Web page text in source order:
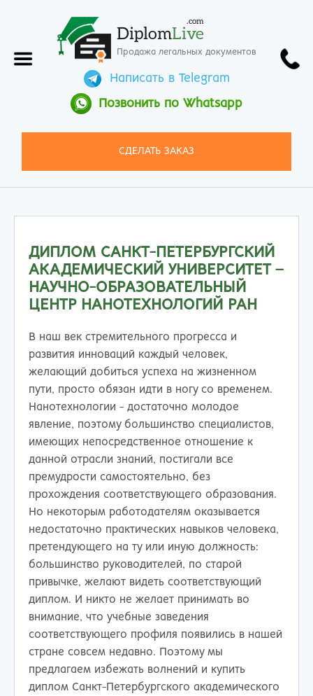
DiplomLive
.com
Продажа легальных документов
Написать в Telegram
Позвонить по Whatsapp
СДЕЛАТЬ ЗАКАЗ
ДИПЛОМ САНКТ-ПЕТЕРБУРГСКИЙ
АКАДЕМИЧЕСКИЙ УНИВЕРСИТЕТ –
НАУЧНО-ОБРАЗОВАТЕЛЬНЫЙ
ЦЕНТР НАНОТЕХНОЛОГИЙ РАН
В наш век стремительного прогресса и
развития инноваций каждый человек,
желающий добиться успеха на жизненном
пути, просто обязан идти в ногу со временем.
Нанотехнологии - достаточно молодое
явление, поэтому большинство специалистов,
имеющих непосредственное отношение к
данной отрасли знаний, постигали все
премудрости самостоятельно, без
прохождения соответствующего образования.
Но некоторым работодателям оказывается
недостаточно практических навыков человека,
претендующего на ту или иную должность:
большинство руководителей, по старой
привычке, желают видеть соответствующий
диплом. И никто не желает принимать во
внимание, что учебные заведения
соответствующего профиля появились в нашей
стране совсем недавно. Поэтому мы
предлагаем избежать волнений и купить
диплом Санкт-Петербургского академического